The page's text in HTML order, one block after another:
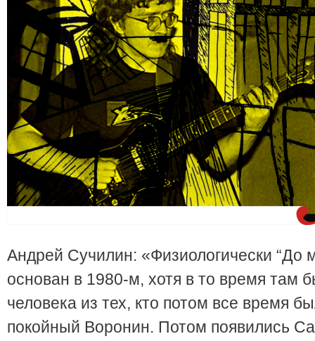
Андрей Сучилин: «Физиологически “До
основан в 1980-м, хотя в то время там
человека из тех, кто потом все время
покойный Воронин. Потом появились